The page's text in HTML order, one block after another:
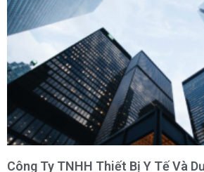
Công Ty TNHH Thiết Bị Y Tế Và